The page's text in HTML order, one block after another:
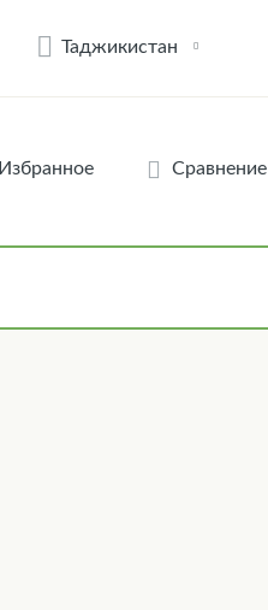
Таджикистан
Избранное Сравнение